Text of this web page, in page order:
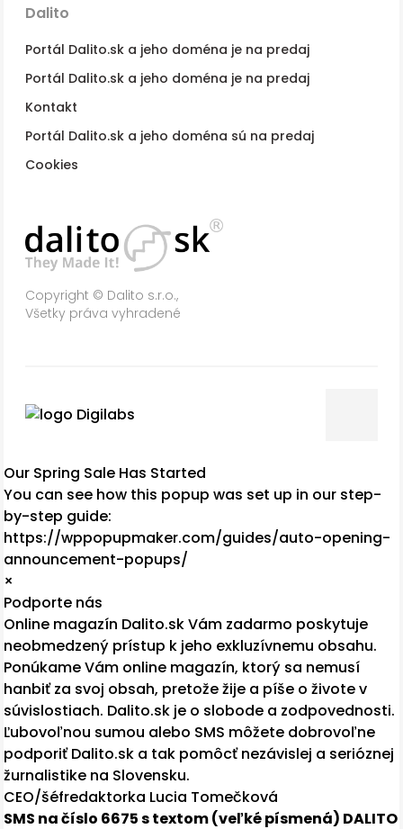
Copyright © Dalito s.r.o.,
Všetky práva vyhradené
Dalito
Portál Dalito.sk a jeho doména je na predaj
Portál Dalito.sk a jeho doména je na predaj
Kontakt
Portál Dalito.sk a jeho doména sú na predaj
Cookies
Our Spring Sale Has Started
You can see how this popup was set up in our step-
by-step guide:
https://wppopupmaker.com/guides/auto-opening-
announcement-popups/
×
Podporte nás
Online magazín Dalito.sk Vám zadarmo poskytuje
neobmedzený prístup k jeho exkluzívnemu obsahu.
Ponúkame Vám online magazín, ktorý sa nemusí
hanbiť za svoj obsah, pretože žije a píše o živote v
súvislostiach. Dalito.sk je o slobode a zodpovednosti.
Ľubovoľnou sumou alebo SMS môžete dobrovoľne
podporiť Dalito.sk a tak pomôcť nezávislej a serióznej
žurnalistike na Slovensku.
CEO/šéfredaktorka Lucia Tomečková
SMS na číslo 6675 s textom (veľké písmená) DALITO